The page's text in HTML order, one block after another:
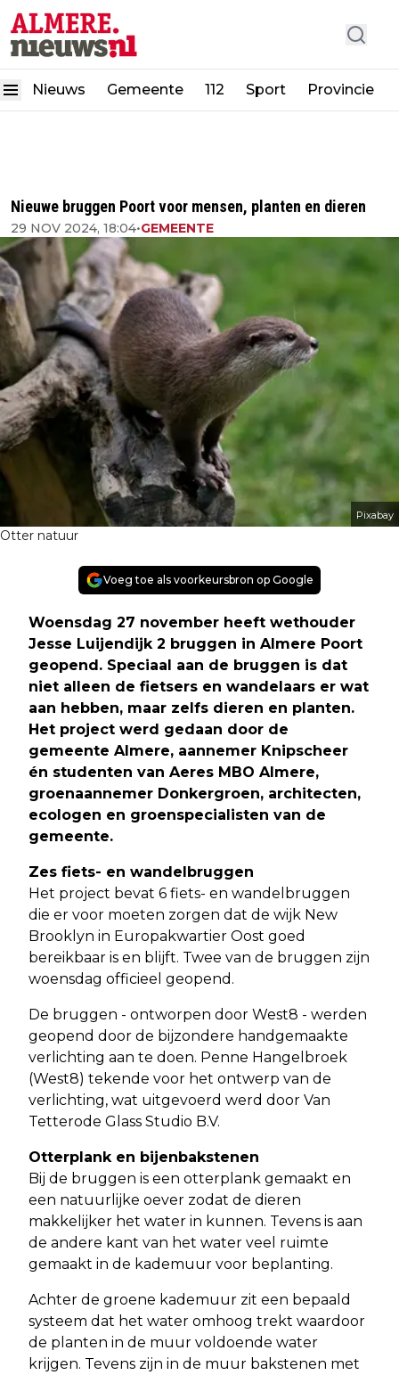
Nieuws Gemeente 112 Sport Provincie
Nieuwe bruggen Poort voor mensen, planten en dieren
29 NOV 2024, 18:04•GEMEENTE
Pixabay
Otter natuur
Voeg toe als voorkeursbron op Google
Woensdag 27 november heeft wethouder
Jesse Luijendijk 2 bruggen in Almere Poort
geopend. Speciaal aan de bruggen is dat
niet alleen de fietsers en wandelaars er wat
aan hebben, maar zelfs dieren en planten.
Het project werd gedaan door de
gemeente Almere, aannemer Knipscheer
én studenten van Aeres MBO Almere,
groenaannemer Donkergroen, architecten,
ecologen en groenspecialisten van de
gemeente.
Zes fiets- en wandelbruggen
Het project bevat 6 fiets- en wandelbruggen
die er voor moeten zorgen dat de wijk New
Brooklyn in Europakwartier Oost goed
bereikbaar is en blijft. Twee van de bruggen zijn
woensdag officieel geopend.
De bruggen - ontworpen door West8 - werden
geopend door de bijzondere handgemaakte
verlichting aan te doen. Penne Hangelbroek
(West8) tekende voor het ontwerp van de
verlichting, wat uitgevoerd werd door Van
Tetterode Glass Studio B.V.
Otterplank en bijenbakstenen
Bij de bruggen is een otterplank gemaakt en
een natuurlijke oever zodat de dieren
makkelijker het water in kunnen. Tevens is aan
de andere kant van het water veel ruimte
gemaakt in de kademuur voor beplanting.
Achter de groene kademuur zit een bepaald
systeem dat het water omhoog trekt waardoor
de planten in de muur voldoende water
krijgen. Tevens zijn in de muur bakstenen met